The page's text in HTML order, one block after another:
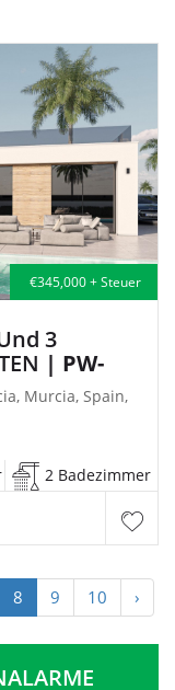
€345,000 + Steuer
3
| PW-
Murcia, Spain,
2 Badezimmer
8 9 10 ›